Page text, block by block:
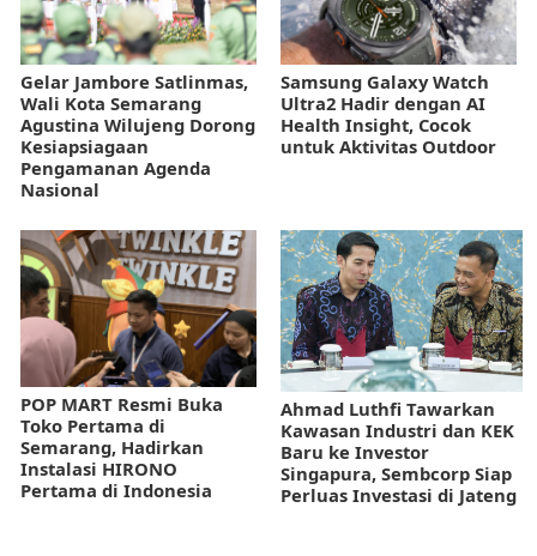
Gelar Jambore Satlinmas,
Wali Kota Semarang
Agustina Wilujeng Dorong
Kesiapsiagaan
Pengamanan Agenda
Nasional
Samsung Galaxy Watch
Ultra2 Hadir dengan AI
Health Insight, Cocok
untuk Aktivitas Outdoor
POP MART Resmi Buka
Toko Pertama di
Semarang, Hadirkan
Instalasi HIRONO
Pertama di Indonesia
Ahmad Luthfi Tawarkan
Kawasan Industri dan KEK
Baru ke Investor
Singapura, Sembcorp Siap
Perluas Investasi di Jateng